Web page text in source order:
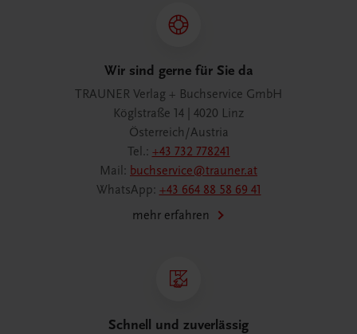
Wir sind gerne für Sie da
TRAUNER Verlag + Buchservice GmbH
Köglstraße 14 | 4020 Linz
Österreich/Austria
Tel.: +43 732 778241
Mail: buchservice@trauner.at
WhatsApp: +43 664 88 58 69 41
mehr erfahren
Schnell und zuverlässig